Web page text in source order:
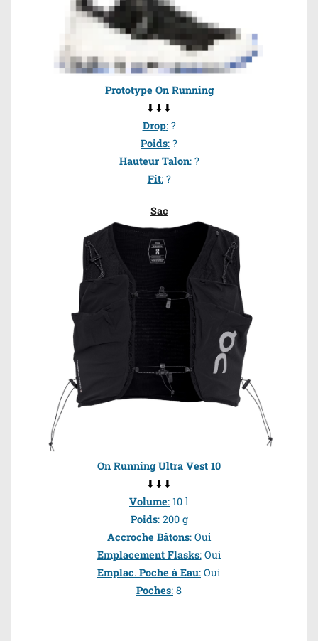
Prototype On Running
⬇⬇⬇
Drop:?
Poids: ?
Hauteur Talon:?
Fit:?
Sac
On Running Ultra Vest 10
⬇⬇⬇
Volume: 10 l
Poids:200 g
Accroche Bâtons:Oui
Emplacement Flasks:Oui
Emplac. Poche à Eau: Oui
Poches: 8